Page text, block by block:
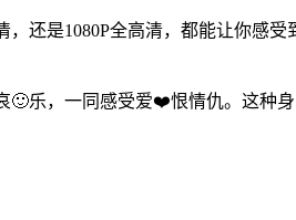
还是1080P全高清，都能让你感
乐，一同感受爱❤️恨情仇。这种